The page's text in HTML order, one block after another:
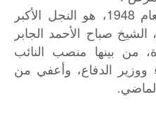
والشيخ ناصر، من مواليد العام 1948، هو النجل الأكبر
صباح الأحمد الجابر
من بينها منصب النائب
الدفاع، وأعفي من